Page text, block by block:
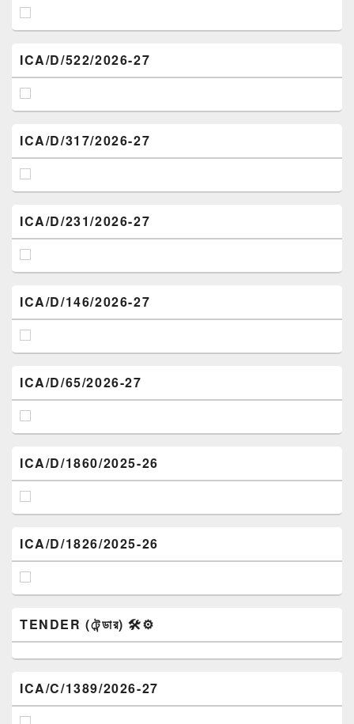
ICA/D/522/2026-27
ICA/D/317/2026-27
ICA/D/231/2026-27
ICA/D/146/2026-27
ICA/D/65/2026-27
ICA/D/1860/2025-26
ICA/D/1826/2025-26
TENDER (টেন্ডার) 🛠️⚙️
ICA/C/1389/2026-27